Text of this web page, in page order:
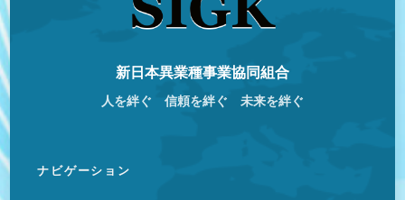
新日本異業種事業協同組合
人を絆ぐ 信頼を絆ぐ 未来を絆ぐ
ナビゲーション